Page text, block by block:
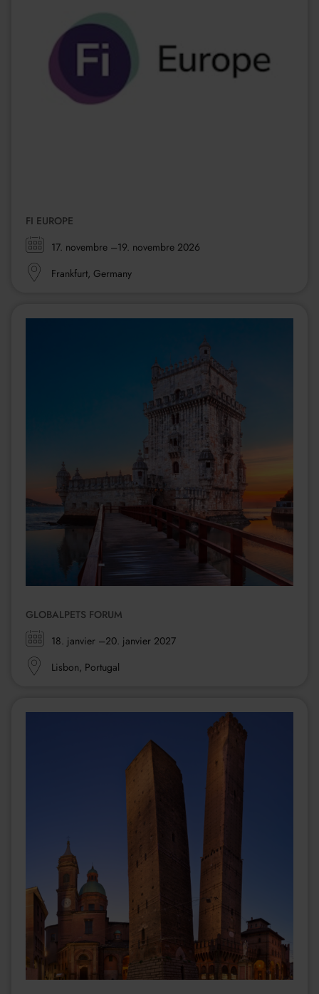
FI EUROPE
Zeitraum:17. novembre –19. novembre 2026
Ort:
Frankfurt, Germany
GLOBALPETS FORUM
Zeitraum:18. janvier –20. janvier 2027
Ort:
Lisbon, Portugal